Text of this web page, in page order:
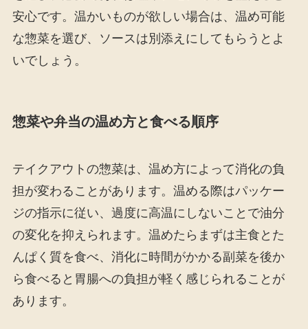
安心です。温かいものが欲しい場合は、温め可能
な惣菜を選び、ソースは別添えにしてもらうとよ
いでしょう。
惣菜や弁当の温め方と食べる順序
テイクアウトの惣菜は、温め方によって消化の負
担が変わることがあります。温める際はパッケー
ジの指示に従い、過度に高温にしないことで油分
の変化を抑えられます。温めたらまずは主食とた
んぱく質を食べ、消化に時間がかかる副菜を後か
ら食べると胃腸への負担が軽く感じられることが
あります。